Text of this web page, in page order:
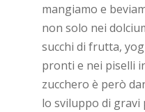
mangiamo e
non solo nei
succhi di frutta,
pronti e nei piselli
zucchero è però
lo sviluppo di